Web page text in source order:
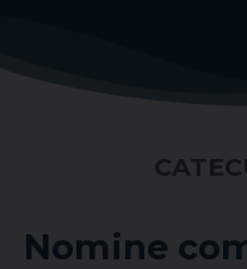
Nomine